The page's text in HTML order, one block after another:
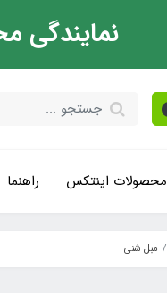
نمایندگی
محصولات اینتکس راهنما
مبل شنی